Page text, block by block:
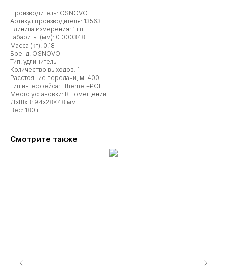
Производитель: OSNOVO
Артикул производителя: 13563
Единица измерения: 1 шт
Габариты (мм): 0.000348
Масса (кг): 0.18
Бренд: OSNOVO
Тип: удлинитель
Количество выходов: 1
Расстояние передачи, м: 400
Тип интерфейса: Ethernet+POE
Место установки: В помещении
ДxШxВ: 94x28x48 мм
Вес: 180 г
Смотрите также